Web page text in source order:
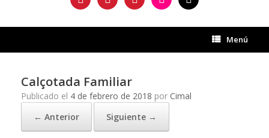
Menú
Calçotada Familiar
Publicado el 4 de febrero de 2018 por Cimal
← Anterior
Siguiente →